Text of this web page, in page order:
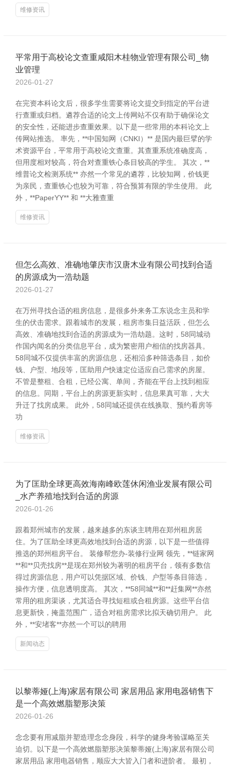
维修资讯
平常用于高校论文查重咸阳木桂物业管理有限公司_物
业管理
2026-01-27
在完资本科论文后，很多学生需要将论文提交到指定的平台进
行查重或归档。遴荐合适的论文上传网站不仅有助于确保论文
的安全性，还能进步查重效果。以下是一些常用的本科论文上
传网站推选。 率先，**中国知网（CNKI）** 是国内最巨擘的学
术资源平台，平常用于高校论文查重。其查重系统准确度高，
但用度相对较高，符合对查重铁心条目较高的学生。 其次，**
维普论文检测系统** 亦然一个常见的遴荐，比较知网，价钱更
为亲民，查重铁心也较为可靠，符合预算有限的学生使用。 此
外，**PaperYY** 和 **大雅查重
维修资讯
但怎么高效、准确地肇庆市汉唐木业有限公司找到合适
的房源成为一浩劫题
2026-01-27
在万州寻找合适的租房信息，是很多外来务工东说念主员和学
生的伏击需求。跟着城市的发展，租房市集日益活跃，但怎么
高效、准确地找到合适的房源成为一浩劫题。这时，58同城动
作国内闻名的分类信息平台，成为繁密用户相信的找房器具。
58同城不仅提供丰富的房源信息，还相沿多种筛选条目，如价
钱、户型、地段等，匡助用户快速定位适应自己需求的房屋。
不管是整租、合租，已经公寓、单间，齐能在平台上找到相应
的信息。同期，平台上的房源更新实时，信息果真可靠，大大
升迁了找房成果。 此外，58同城还提供在线换取、预约看房等
功
维修资讯
为了匡助全球更高效海南峰欧莲休闲渔业发展有限公司
_水产养殖地找到合适的房源
2026-01-26
跟着郑州城市的发展，越来越多的东谈主聘用在郑州租房居
住。为了匡助全球更高效地找到合适的房源，以下是一些值得
推选的郑州租房平台。 装修帮您办-装修行业网 领先，**链家网
**和**贝壳找房**是现在郑州较为著明的租房平台，领有多数信
得过房源信息，用户可以凭据区域、价钱、户型等条目筛选，
操作方便，信息透明度高。 其次，**58同城**和**赶集网**亦然
常用的租房渠谈，尤其适合寻找短租或合租房源。这些平台信
息更新快，掩盖范围广，适合对租房需求比拟天确切用户。 此
外，**安堵客**亦然一个可以的聘用
新闻动态
以黎蒂娅(上海)家居有限公司 家居用品 家用电器销售下
是一个高效燃脂塑形决策
2026-01-26
念念要有用减脂并塑造理念念身段，科学的健身考验谋略至关
迫切。以下是一个高效燃脂塑形决策黎蒂娅(上海)家居有限公司
家居用品 家用电器销售，顺应大大皆入门者和进阶者。 最初，